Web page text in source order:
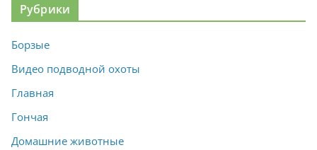
Рубрики
Борзые
Видео подводной охоты
Главная
Гончая
Домашние животные